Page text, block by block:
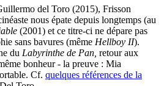
del Toro (2015), Frisson
nous épate depuis longtemps (au
(2001) et ce titre-ci ne dépare pas
sans bavures (même Hellboy II).
du Labyrinthe de Pan, retour aux
bonheur - la preuve : Mia
Cf. quelques références de la